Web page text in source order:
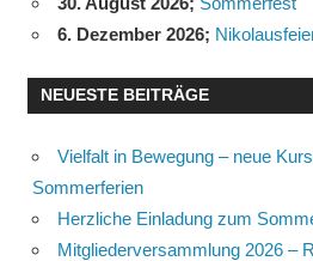
6. Dezember 2026;
NEUESTE BEITRÄGE
Vielfalt in Bewegung – neue
Sommerferien
Herzliche Einladung zum
Mitgliederversammlung 2026 –